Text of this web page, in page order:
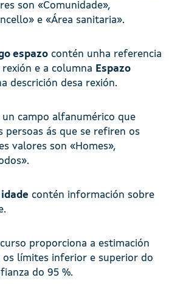
son «Comunidade»,
e «Área sanitaria».
espazo contén unha referencia
e a columna Espazo
descrición desa rexión.
un campo alfanumérico que
persoas ás que se refiren os
valores son «Homes»,
contén información sobre
proporciona a estimación
os límites inferior e superior do
do 95 %.